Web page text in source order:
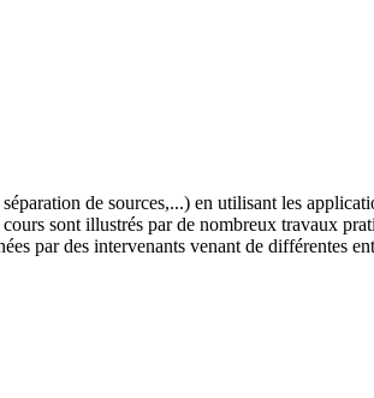
de sources,...) en utilisant les
sont illustrés par de nombreux travaux
par des intervenants venant de différentes